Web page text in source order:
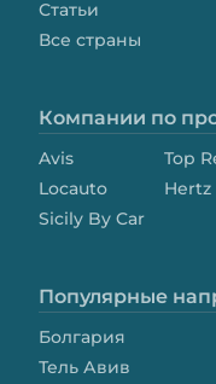
Статьи
Все страны
Компании по
Avis
Locauto
Sicily By Car
Top
Hertz
Популярные
Болгария
Тель Авив